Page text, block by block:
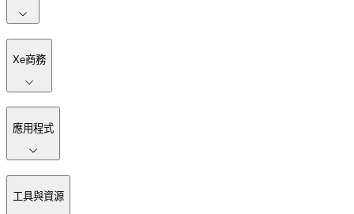
Xe商務
應用程式
工具與資源